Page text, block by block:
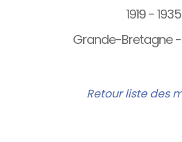
1919 - 1935
Grande-Bretagne
Retour liste des